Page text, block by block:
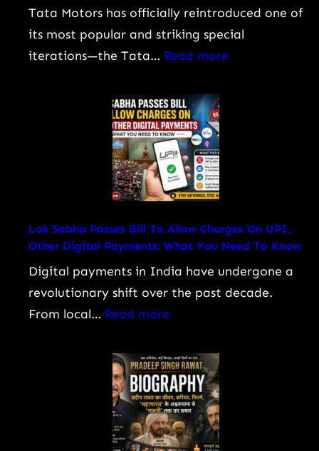
Tata Motors has officially reintroduced one of
its most popular and striking special
iterations—the Tata… Read more
9.99
Lakh:
Price,
Features,
Lok Sabha Passes Bill To Allow Charges On UPI,
Other Digital Payments: What You Need To Know
Digital payments in India have undergone a
revolutionary shift over the past decade.
From local… Read more
Sabha
Passes
Bill
To
Allow